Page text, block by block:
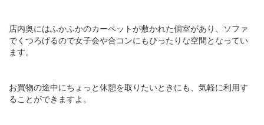
店内奥にはふかふかのカーペットが敷かれた個室があり、ソファ
でくつろげるので女子会や合コンにもぴったりな空間となってい
ます。
お買物の途中にちょっと休憩を取りたいときにも、気軽に利用す
ることができますよ。